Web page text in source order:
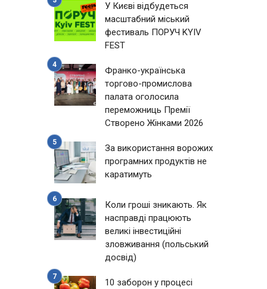
У Києві відбудеться
масштабний міський
фестиваль ПОРУЧ KYIV
FEST
Франко-українська
торгово-промислова
палата оголосила
переможниць Премії
Створено Жінками 2026
За використання ворожих
програмних продуктів не
каратимуть
Коли гроші зникають. Як
насправді працюють
великі інвестиційні
зловживання (польський
досвід)
10 заборон у процесі